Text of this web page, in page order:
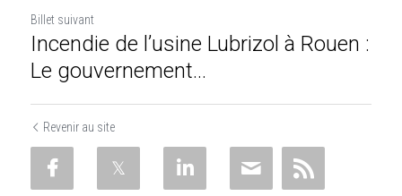
Billet suivant
Incendie de l’usine Lubrizol à Rouen :
Le gouvernement...
Revenir au site